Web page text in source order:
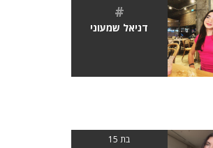
#
דניאל שמעוני
בת 15